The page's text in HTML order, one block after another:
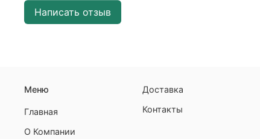
Написать отзыв
Меню
Главная
О Компании
Доставка
Контакты